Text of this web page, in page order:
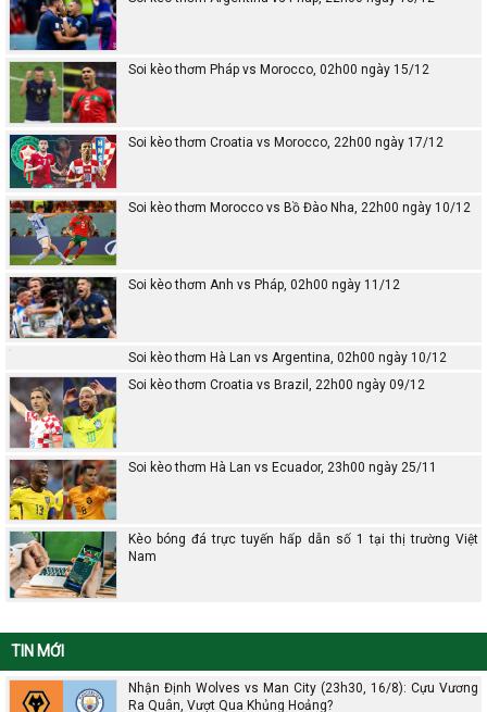
Soi kèo thơm Pháp vs Morocco, 02h00 ngày 15/12
Soi kèo thơm Croatia vs Morocco, 22h00 ngày 17/12
Soi kèo thơm Morocco vs Bồ Đào Nha, 22h00 ngày 10/12
Soi kèo thơm Anh vs Pháp, 02h00 ngày 11/12
Soi kèo thơm Hà Lan vs Argentina, 02h00 ngày 10/12
Soi kèo thơm Croatia vs Brazil, 22h00 ngày 09/12
Soi kèo thơm Hà Lan vs Ecuador, 23h00 ngày 25/11
Kèo bóng đá trực tuyến hấp dẫn số 1 tại thị trường Việt
Nam
TIN MỚI
Nhận Định Wolves vs Man City (23h30, 16/8): Cựu Vương
Ra Quân, Vượt Qua Khủng Hoảng?